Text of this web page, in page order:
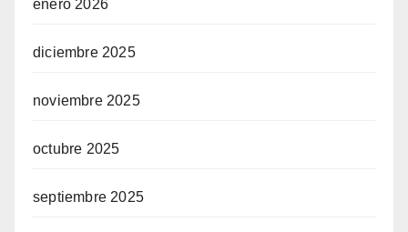
enero 2026
diciembre 2025
noviembre 2025
octubre 2025
septiembre 2025